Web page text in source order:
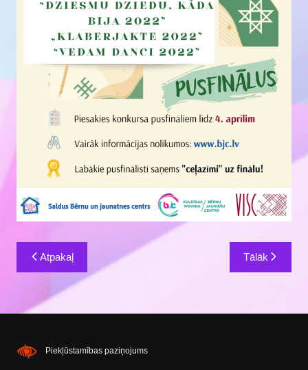
Ziņu
izvēlne
Atpakaļ Tālāk
Piekļūstamības paziņojums